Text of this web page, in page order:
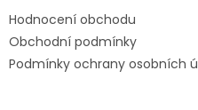
Hodnocení obchodu
Obchodní podmínky
Podmínky ochrany osobních